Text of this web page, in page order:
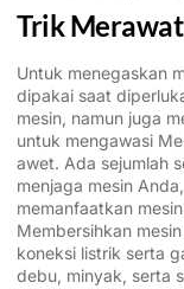
Trik
Untuk menegaskan
dipakai saat
mesin, namun juga
untuk mengawasi
awet. Ada sejumlah
menjaga mesin
memanfaatkan
Membersihkan
koneksi listrik serta
debu, minyak, serta